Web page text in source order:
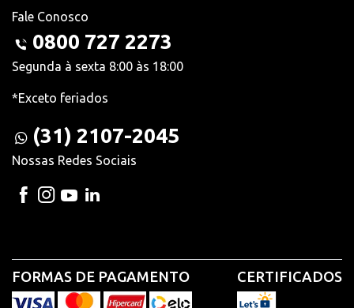
Fale Conosco
0800 727 2273
Segunda à sexta 8:00 às 18:00
*Exceto feriados
(31) 2107-2045
Nossas Redes Sociais
FORMAS DE PAGAMENTO CERTIFICADOS